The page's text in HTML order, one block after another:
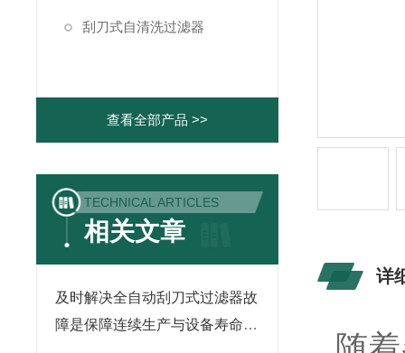
刮刀式自清洗过滤器
查看全部产品 >>
TECHNICAL ARTICLES
相关文章
及时解决全自动刮刀式过滤器故
障是保障连续生产与设备寿命的
详